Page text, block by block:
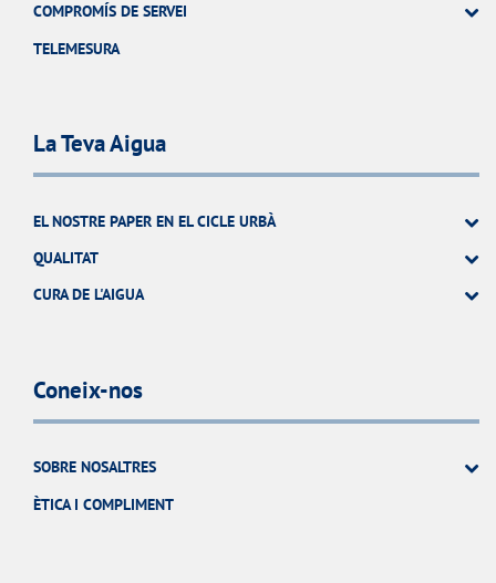
COMPROMÍS DE SERVEI
TELEMESURA
La Teva Aigua
EL NOSTRE PAPER EN EL CICLE URBÀ
QUALITAT
CURA DE L'AIGUA
Coneix-nos
SOBRE NOSALTRES
ÈTICA I COMPLIMENT